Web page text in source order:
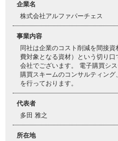
企業名
株式会社アルファパーチェス
事業内容
同社は企業のコスト削減を間接
費対象となる資材）という切り
会社でございます。 電子購買シ
購買スキームのコンサルティング
を行っております。
代表者
多田 雅之
所在地